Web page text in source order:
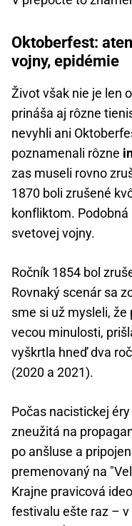
Oktoberfest:
vojny, epidémie
Život však nie je len
prináša aj rôzne
nevyhli ani
poznamenali rôzne
zas museli rovno
1870 boli zrušené
konfliktom.
svetovej vojny.
Ročník 1854 bol
Rovnaký scenár sa
sme si už mysleli,
vecou minulosti,
vyškrtla hneď dva
(2020 a 2021).
Počas nacistickej
zneužitá na
po anšluse a
premenovaný na
Krajne pravicová
festivalu ešte raz –